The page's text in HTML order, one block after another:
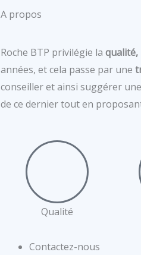
A propos
Roche BTP privilégie la qualité,
années, et cela passe par une
conseiller et ainsi suggérer
de ce dernier tout en
Qualité
Contactez-nous